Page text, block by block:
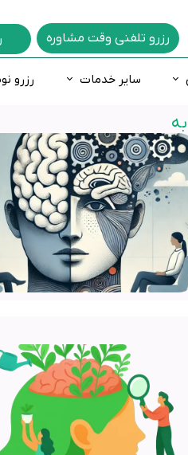
اختلالات یادگیری
اضطراب و ترس کودکان
کاردرمانی ذهنی
فوبيا و ترس
اختلالات جنسی
روانپزشکی
مشاوره خانواده
سایر خدمات
مشاوره غیرحضوری
مشاوره آنلاین
مشاوره تلفنی
رزرو
رزرو تلفنی وقت مشاوره